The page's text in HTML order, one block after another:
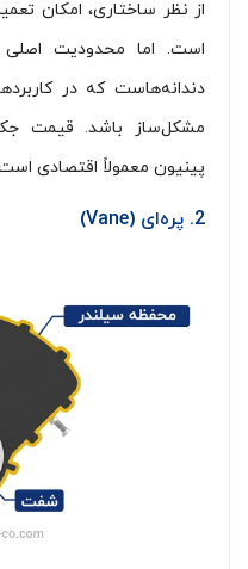
از نظر ساختاری، امکان
است. اما محدودیت
دندانه‌هاست که در
مشکل‌ساز باشد. قیمت
پینیون معمولاً اقتصادی
2. پره‌ای (Vane)